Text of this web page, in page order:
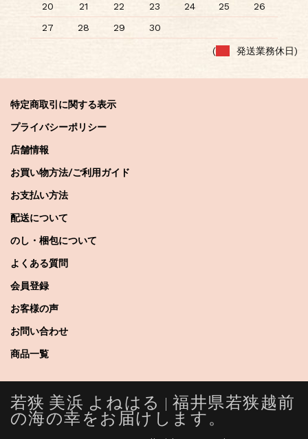
20
21 22 23 24 25
26
27
28 29 30
( 発送業務休日)
特定商取引に関する表示
プライバシーポリシー
店舗情報
お買い物方法/ご利用ガイド
お支払い方法
配送について
のし・梱包について
よくある質問
会員登録
お客様の声
お問い合わせ
商品一覧
若狭 美浜 よねはる | 福井県若狭越前
の海の幸をお届けします。